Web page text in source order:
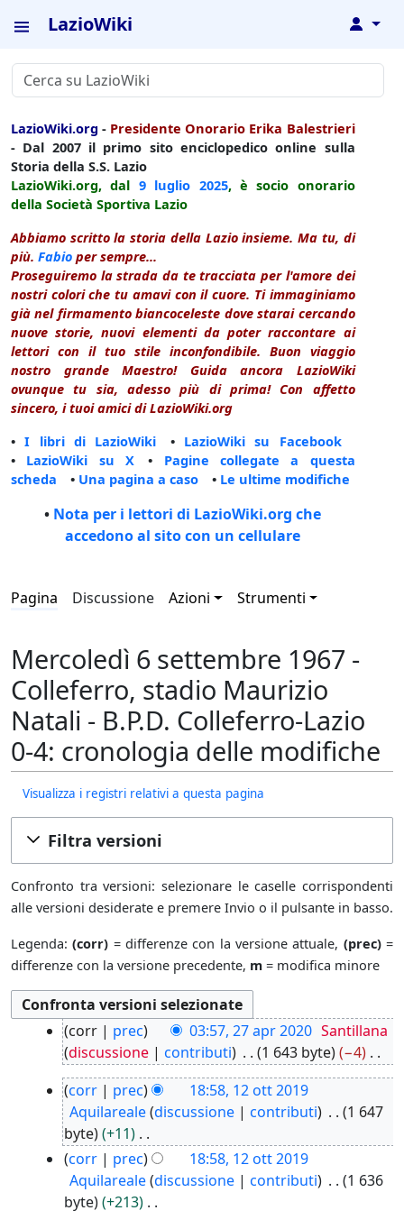
LazioWiki ↓
LazioWiki.org - Presidente Onorario Erika Balestrieri
- Dal 2007 il primo sito enciclopedico online sulla
Storia della S.S. Lazio
LazioWiki.org, dal 9 luglio 2025, è socio onorario
della Società Sportiva Lazio
Abbiamo scritto la storia della Lazio insieme. Ma tu, di
più. Fabio per sempre...
Proseguiremo la strada da te tracciata per l'amore dei
nostri colori che tu amavi con il cuore. Ti immaginiamo
già nel firmamento biancoceleste dove starai cercando
nuove storie, nuovi elementi da poter raccontare ai
lettori con il tuo stile inconfondibile. Buon viaggio
nostro grande Maestro! Guida ancora LazioWiki
ovunque tu sia, adesso più di prima! Con affetto
sincero, i tuoi amici di LazioWiki.org
•I libri di LazioWiki • LazioWiki su Facebook
• LazioWiki su X • Pagine collegate a questa
scheda • Una pagina a caso • Le ultime modifiche
• Nota per i lettori di LazioWiki.org che
accedono al sito con un cellulare
Pagina Discussione Azioni Strumenti
Mercoledì 6 settembre 1967 -
Colleferro, stadio Maurizio
Natali - B.P.D. Colleferro-Lazio
0-4: cronologia delle modifiche
Visualizza i registri relativi a questa pagina
Filtra versioni
Confronto tra versioni: selezionare le caselle corrispondenti
alle versioni desiderate e premere Invio o il pulsante in basso.
Legenda:(corr) = differenze con la versione attuale, (prec)=
differenze con la versione precedente, m = modifica minore
corr prec 03:57, 27 apr 2020 Santillana
discussione
contributi 1 643 byte
−4
N
e
s
s
u
n
o
corr prec
18:58, 12 ott 2019
Aquilareale discussione contributi
1 647
byte
+11
N
s
corr prec
18:58, 12 ott 2019
Aquilareale discussione contributi
1 636
byte
+213